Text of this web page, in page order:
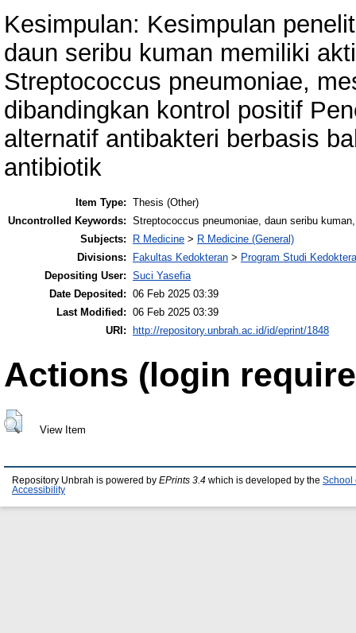
Kesimpulan: Kesimpulan
daun seribu kuman memiliki
Streptococcus pneumoniae,
dibandingkan kontrol positif
alternatif antibakteri berbasis
antibiotik
Item Type: Thesis (Other)
Uncontrolled Keywords: Streptococcus pneumoniae, daun seribu
Subjects:
R Medicine > R Medicine (General)
Divisions:
Fakultas Kedokteran > Program Studi
Depositing User: Suci Yasefia
Date Deposited: 06 Feb 2025 03:39
Last Modified: 06 Feb 2025 03:39
URI: http://repository.unbrah.ac.id/id/eprint/1848
Actions (login
View Item
Repository Unbrah is powered by EPrints 3.4 which is developed by the School
Accessibility